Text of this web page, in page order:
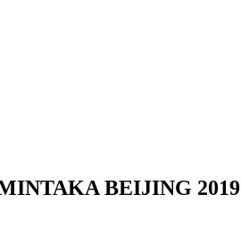
BEIJING 2019